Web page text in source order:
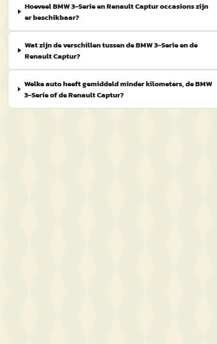
Hoeveel BMW 3-Serie en Renault Captur occasions zijn
er beschikbaar?
Wat zijn de verschillen tussen de BMW 3-Serie en de
Renault Captur?
Welke auto heeft gemiddeld minder kilometers, de BMW
3-Serie of de Renault Captur?